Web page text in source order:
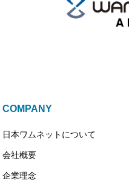
COMPANY
日本ワムネットについて
会社概要
企業理念